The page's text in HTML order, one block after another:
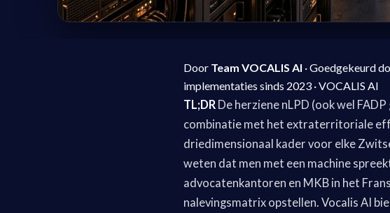
Door Team VOCALIS AI · Goedgekeurd
implementaties sinds 2023 · VOCALIS AI
TL;DR De herziene nLPD (ook wel
combinatie met het extraterritoriale
driedimensionaal kader voor elke
weten dat men met een machine
advocatenkantoren en MKB in het
nalevingsmatrix opstellen. Vocalis AI